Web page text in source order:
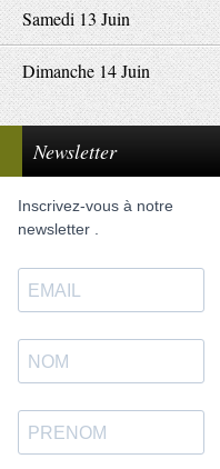
Samedi 13 Juin
Dimanche 14 Juin
Newsletter
Inscrivez-vous à notre
newsletter .